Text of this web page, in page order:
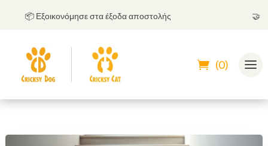
📦 Εξοικονόμησε στα έξοδα αποστολής
(0)